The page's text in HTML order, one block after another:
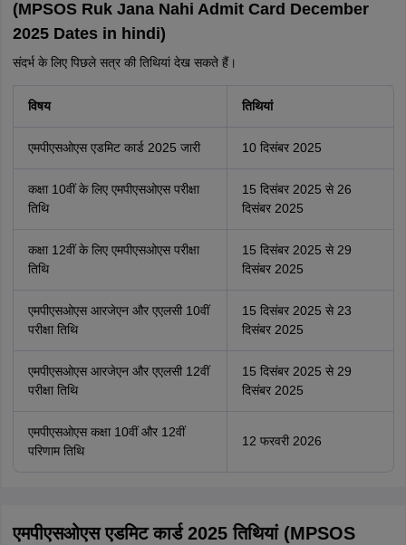
(MPSOS Ruk Jana Nahi Admit Card December
2025 Dates in hindi)
संदर्भ के लिए पिछले सत्र की तिथियां देख सकते हैं।
विषय तिथियां
एमपीएसओएस एडमिट कार्ड 2025 जारी 10 दिसंबर 2025
कक्षा 10वीं के लिए एमपीएसओएस परीक्षा
तिथि
15 दिसंबर 2025 से 26
दिसंबर 2025
कक्षा 12वीं के लिए एमपीएसओएस परीक्षा
तिथि
15 दिसंबर 2025 से 29
दिसंबर 2025
एमपीएसओएस आरजेएन और एएलसी 10वीं
परीक्षा तिथि
15 दिसंबर 2025 से 23
दिसंबर 2025
एमपीएसओएस आरजेएन और एएलसी 12वीं
परीक्षा तिथि
15 दिसंबर 2025 से 29
दिसंबर 2025
एमपीएसओएस कक्षा 10वीं और 12वीं
परिणाम तिथि
12 फरवरी 2026
एमपीएसओएस एडमिट कार्ड 2025 तिथियां (MPSOS